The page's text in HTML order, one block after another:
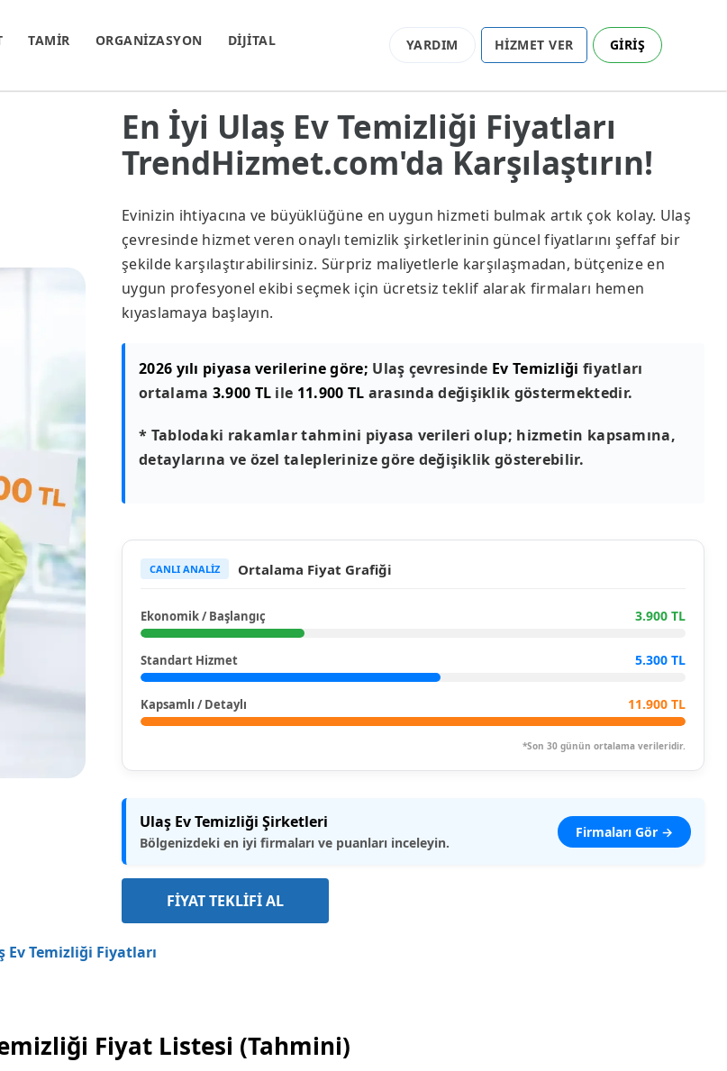
TAMİR ORGANİZASYON DİJİTAL YARDIM HİZMET VER GİRİŞ
En İyi Ulaş Ev Temizliği Fiyatları
TrendHizmet.com'da Karşılaştırın!
Evinizin ihtiyacına ve büyüklüğüne en uygun hizmeti bulmak artık çok kolay. Ulaş
çevresinde hizmet veren onaylı temizlik şirketlerinin güncel fiyatlarını şeffaf bir
şekilde karşılaştırabilirsiniz. Sürpriz maliyetlerle karşılaşmadan, bütçenize en
uygun profesyonel ekibi seçmek için ücretsiz teklif alarak firmaları hemen
kıyaslamaya başlayın.
2026 yılı piyasa verilerine göre; Ulaş çevresinde Ev Temizliği fiyatları
ortalama 3.900 TL ile 11.900 TL arasında değişiklik göstermektedir.
* Tablodaki rakamlar tahmini piyasa verileri olup; hizmetin kapsamına,
detaylarına ve özel taleplerinize göre değişiklik gösterebilir.
CANLI ANALİZ Ortalama Fiyat Grafiği
Ekonomik / Başlangıç 3.900 TL
Standart Hizmet 5.300 TL
Kapsamlı / Detaylı 11.900 TL
*Son 30 günün ortalama verileridir.
Ulaş Ev Temizliği Şirketleri
Bölgenizdeki en iyi firmaları ve puanları inceleyin.
Firmaları Gör →
FİYAT TEKLİFİ AL
Ev Temizliği Fiyatları
Fiyat Listesi (Tahmini)